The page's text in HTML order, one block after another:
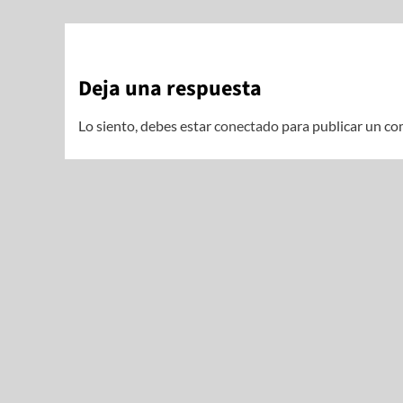
Deja una respuesta
Lo siento, debes estarconectado para publicar un